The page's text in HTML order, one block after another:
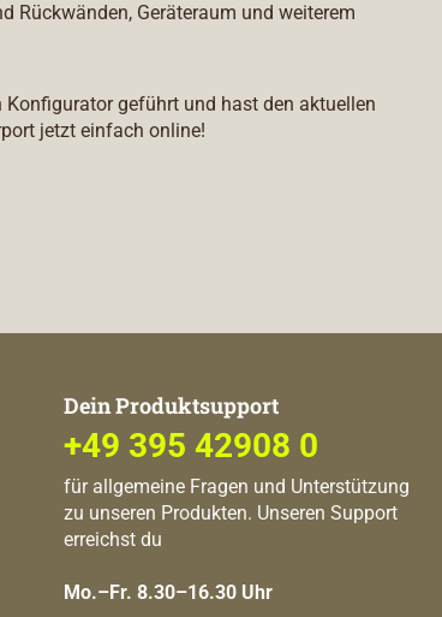
Rückwänden, Geräteraum und weiterem
geführt und hast den aktuellen
jetzt einfach online!
Dein Produktsupport
+49 395 42908 0
für allgemeine Fragen und Unterstützung
zu unseren Produkten. Unseren Support
erreichst du
Mo.–Fr. 8.30–16.30 Uhr